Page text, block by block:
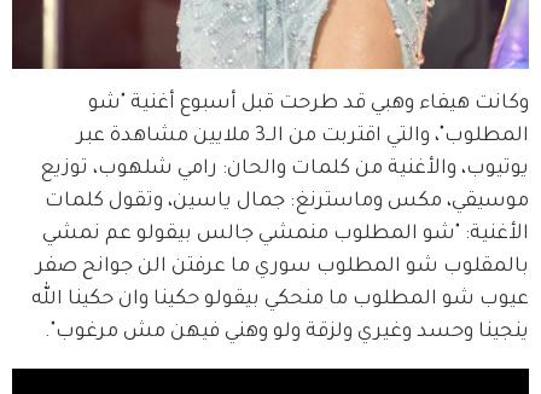
وكانت هيفاء وهبي قد طرحت قبل أسبوع أغنية "شو
المطلوب"، والتي اقتربت من الــ3 ملايين مشاهدة عبر
يوتيوب، والأغنية من كلمات والحان: رامي شلهوب، توزيع
موسيقي، مكس وماسترنغ: جمال ياسين، وتقول كلمات
الأغنية: "شو المطلوب منمشي جالس بيقولو عم نمشي
بالمقلوب شو المطلوب سوري ما عرفتن الن جوانح صفر
عيوب شو المطلوب ما منحكي بيقولو حكينا وان حكينا الله
ينجينا وحسد وغيري ولزقة ولو وهني فيهن مش مرغوب".